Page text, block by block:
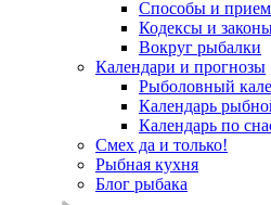
Способы и
Кодексы и
Вокруг рыбалки
Календари и прогнозы
Рыболовный
Календарь
Календарь по
Смех да и только!
Рыбная кухня
Блог рыбака